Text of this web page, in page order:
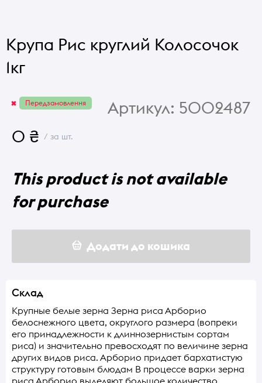
Крупа Рис круглий Колосочок
1кг
Передзамовлення Артикул: 5002487
0 ₴ / за шт.
This product is not available
for purchase
Додати до кошика
Склад
Крупные белые зерна Зерна риса Арборио
белоснежного цвета, округлого размера (вопреки
его принадлежности к длиннозернистым сортам
риса) и значительно превосходят по величине зерна
других видов риса. Арборио придает бархатистую
структуру готовым блюдам В процессе варки зерна
риса Арборио выделяют большое количество